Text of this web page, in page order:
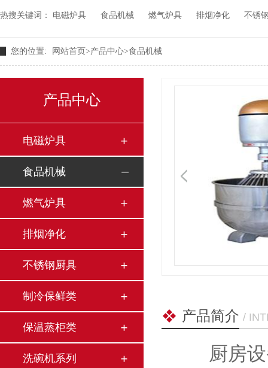
热搜关键词： 电磁炉具 食品机械 燃气炉具 排烟净化 不锈
您的位置: 网站首页 >产品中心>食品机械
产品中心
电磁炉具
食品机械
燃气炉具
排烟净化
不锈钢厨具
制冷保鲜类
保温蒸柜类
洗碗机系列
产品简介 /
厨房设备